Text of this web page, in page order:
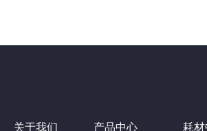
关于我们 产品中心 耗